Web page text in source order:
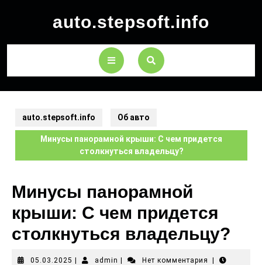
auto.stepsoft.info
auto.stepsoft.info Об авто
Минусы панорамной крыши: С чем придется
столкнуться владельцу?
Минусы панорамной
крыши: С чем придется
столкнуться владельцу?
05.03.2025 admin Нет комментария